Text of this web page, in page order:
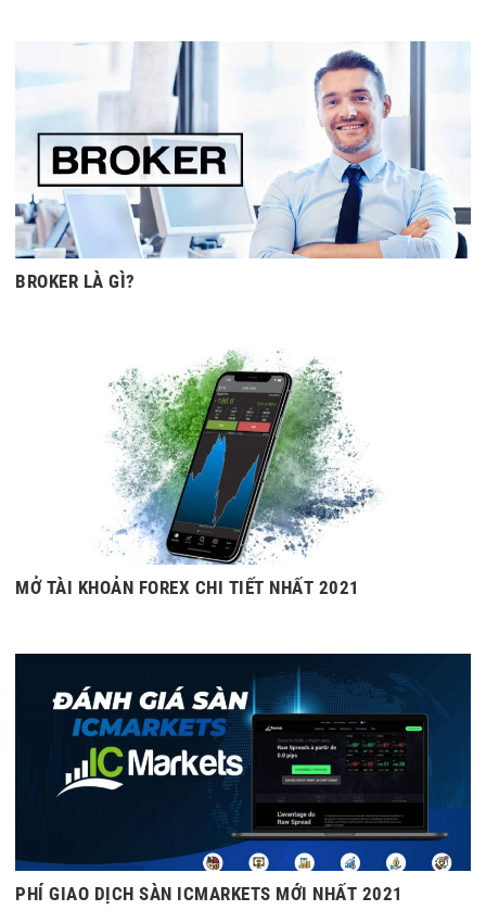
BROKER LÀ GÌ?
MỞ TÀI KHOẢN FOREX CHI TIẾT NHẤT 2021
PHÍ GIAO DỊCH SÀN ICMARKETS MỚI NHẤT 2021